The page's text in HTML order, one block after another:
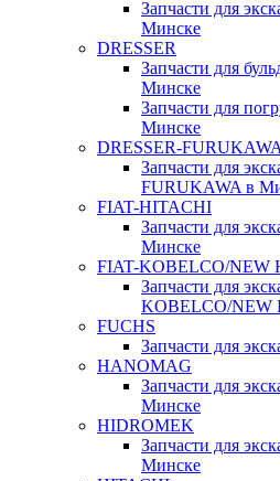
Запчасти для
Минске
DRESSER
Запчасти для
Минске
Запчасти для
Минске
DRESSER-FURUKAWA
Запчасти для
FURUKAWA в
FIAT-HITACHI
Запчасти для
Минске
FIAT-KOBELCO/NEW
Запчасти для
KOBELCO/NEW
FUCHS
Запчасти для
HANOMAG
Запчасти для
Минске
HIDROMEK
Запчасти для
Минске